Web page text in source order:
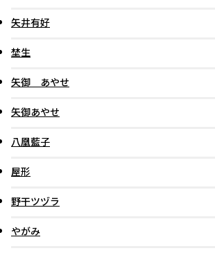
矢井有好
埜生
矢御 あやせ
矢御あやせ
八凰藍子
屋形
野干ツヅラ
やがみ